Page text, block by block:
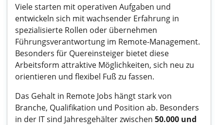
Viele starten mit operativen Aufgaben und
entwickeln sich mit wachsender Erfahrung in
spezialisierte Rollen oder übernehmen
Führungsverantwortung im Remote-Management.
Besonders für Quereinsteiger bietet diese
Arbeitsform attraktive Möglichkeiten, sich neu zu
orientieren und flexibel Fuß zu fassen.
Das Gehalt in Remote Jobs hängt stark von
Branche, Qualifikation und Position ab. Besonders
in der ITsind Jahresgehälter zwischen 50.000 und